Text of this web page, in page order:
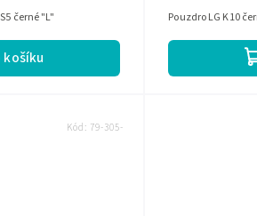
košíku
černé "L" Pouzdro LG K10
Kód: 79-305-